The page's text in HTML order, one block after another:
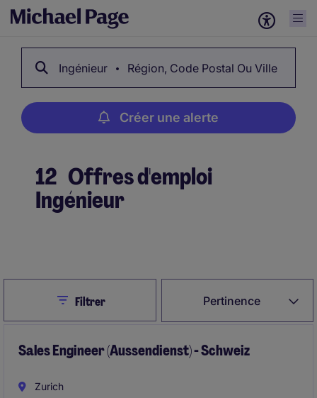
Ingénieur Région, Code Postal Ou Ville
Créer une alerte
12 Offres d'emploi
Ingénieur
Pertinence
CloseFiltrer
Sales Engineer (Aussendienst) - Schweiz
Zurich